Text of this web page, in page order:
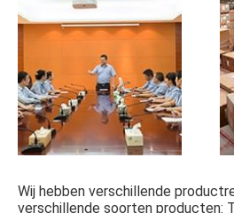
Wij hebben verschillende
verschillende soorten producten: